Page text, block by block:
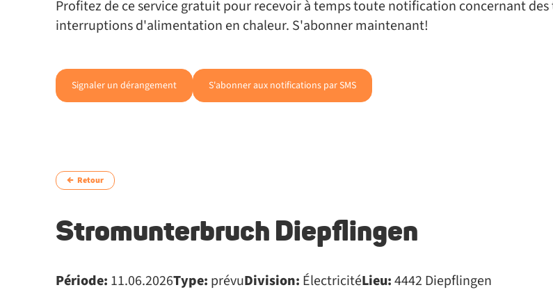
Profitez de ce service gratuit pour recevoir à temps toute notification concernant
interruptions d'alimentation en chaleur. S'abonner maintenant!
Signaler un dérangement S'abonner aux notifications par SMS
Retour
Stromunterbruch Diepflingen
Période: 11.06.2026Type: prévuDivision: ÉlectricitéLieu:4442 Diepflingen